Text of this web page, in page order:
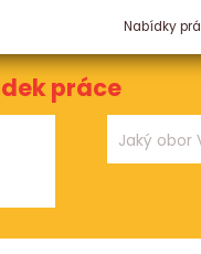
Nabídky
práce